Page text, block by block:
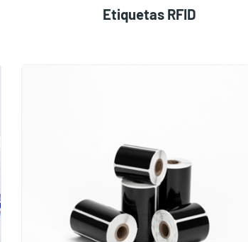
Etiquetas RFID